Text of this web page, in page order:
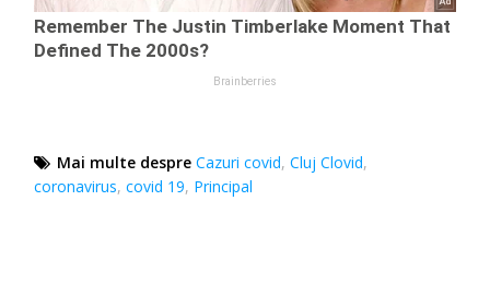
Mai multe despre Cazuri covid,Cluj Clovid,
coronavirus,covid 19, Principal